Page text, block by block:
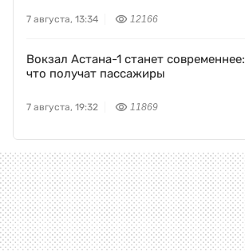
7 августа, 13:34 12166
Вокзал Астана-1 станет современнее:
что получат пассажиры
7 августа, 19:32 11869